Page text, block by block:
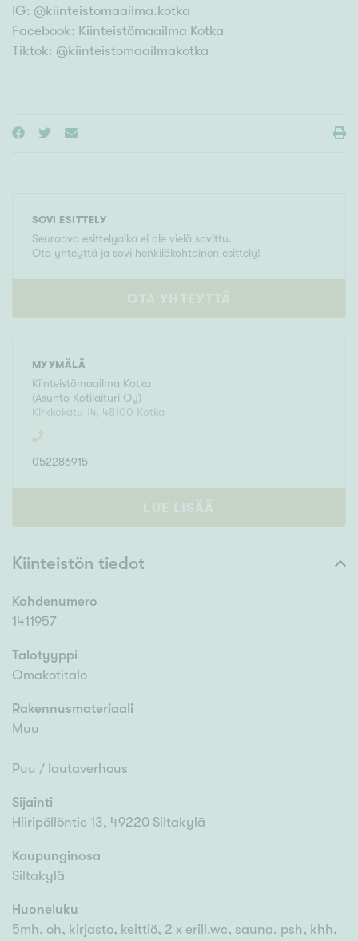
IG: @kiinteistomaailma.kotka
Facebook: Kiinteistömaailma Kotka
Tiktok: @kiinteistomaailmakotka
SOVI ESITTELY
Seuraava esittelyaika ei ole vielä sovittu.
Ota yhteyttä ja sovi henkilökohtainen esittely!
OTA YHTEYTTÄ
MYYMÄLÄ
Kiinteistömaailma Kotka
(Asunto Kotilaituri Oy)
Kirkkokatu 14, 48100 Kotka
052286915
LUE LISÄÄ
Kiinteistön tiedot
Kohdenumero
1411957
Talotyyppi
Omakotitalo
Rakennusmateriaali
Muu
Puu / lautaverhous
Sijainti
Hiiripöllöntie 13, 49220 Siltakylä
Kaupunginosa
Siltakylä
Huoneluku
5mh, oh, kirjasto, keittiö, 2 x erill.wc, sauna, psh, khh,